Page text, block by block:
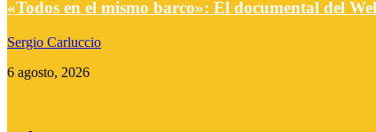
«Todos en el mismo barco»: El documental del
Sergio Carluccio
6 agosto, 2026